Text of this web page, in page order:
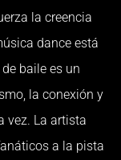
la creencia
dance está
baile es un
la conexión y
vez. La artista
a la pista